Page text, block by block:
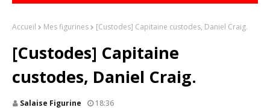
Accueil Mes figurines [Custodes] Capitaine custodes, Daniel Craig.
[Custodes] Capitaine
custodes, Daniel Craig.
Salaise Figurine 18:36